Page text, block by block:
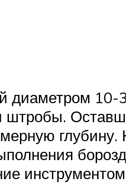
диаметром 10-
штробы.
глубину.